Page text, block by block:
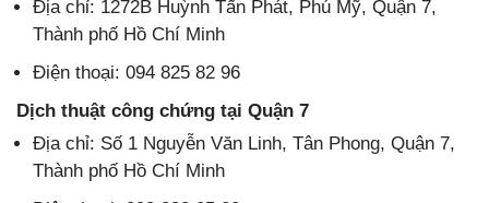
Địa chỉ: 1272B Huỳnh Tấn Phát, Phú Mỹ, Quận 7,
Thành phố Hồ Chí Minh
Điện thoại: 094 825 82 96
Dịch thuật công chứng tại Quận 7
Địa chỉ: Số 1 Nguyễn Văn Linh, Tân Phong, Quận 7,
Thành phố Hồ Chí Minh